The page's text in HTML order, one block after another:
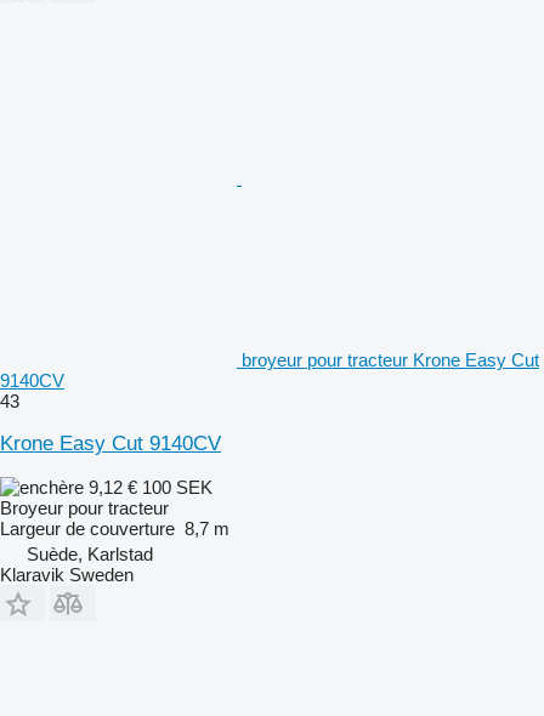
broyeur pour tracteur Krone Easy Cut
9140CV
43
Krone Easy Cut 9140CV
9,12 € 100 SEK
Broyeur pour tracteur
Largeur de couverture 8,7 m
Suède, Karlstad
Klaravik Sweden